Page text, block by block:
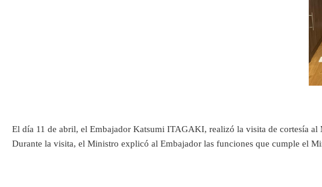
El día 11 de abril, el Embajador Katsumi ITAGAKI, realizó la visita de cortesía
Durante la visita, el Ministro explicó al Embajador las funciones que cumple el